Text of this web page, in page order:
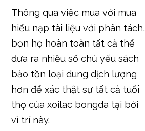
Thông qua việc mua với mua
hiểu nạp tài liệu với phân tách,
bọn họ hoàn toàn tất cả thể
đưa ra nhiều số chủ yếu sách
bảo tồn loại dung dịch lượng
hơn để xác thật sự tất cả tuổi
thọ của xoilac bongda tại bởi
vì trí này.